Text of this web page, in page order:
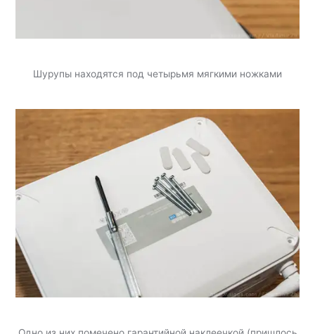
Шурупы находятся под четырьмя мягкими ножками